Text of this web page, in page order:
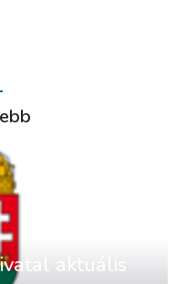
aktuális